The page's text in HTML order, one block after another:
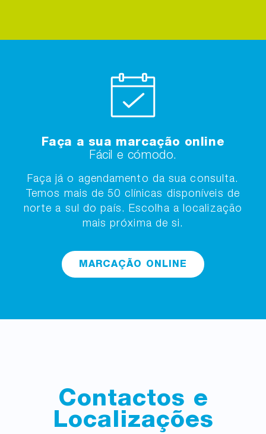
Faça a sua marcação online
Fácil e cómodo.
Faça já o agendamento da sua consulta.
Temos mais de 50 clínicas disponíveis de
norte a sul do país. Escolha a localização
mais próxima de si.
MARCAÇÃO ONLINE
Contactos e
Localizações